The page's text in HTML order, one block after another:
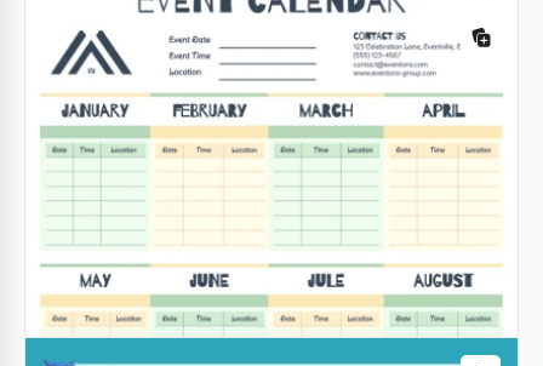
Editierbare Wochenkalender-Vorlage
für Ereignisse
Google Sheets